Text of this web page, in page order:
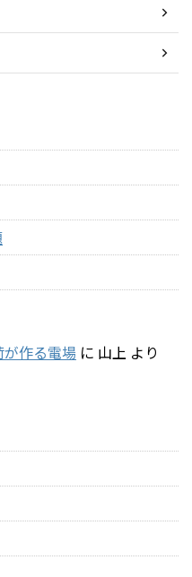
作る電場 に 山上 より